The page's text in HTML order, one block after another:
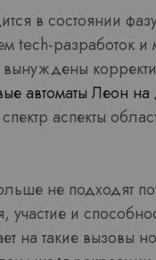
в состоянии
tech-разработок и
автоматы Леон на
аспекты
не подходят
и
на такие вызовы